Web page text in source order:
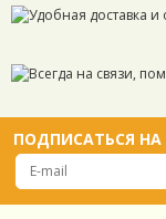
ПОДПИСАТЬСЯ